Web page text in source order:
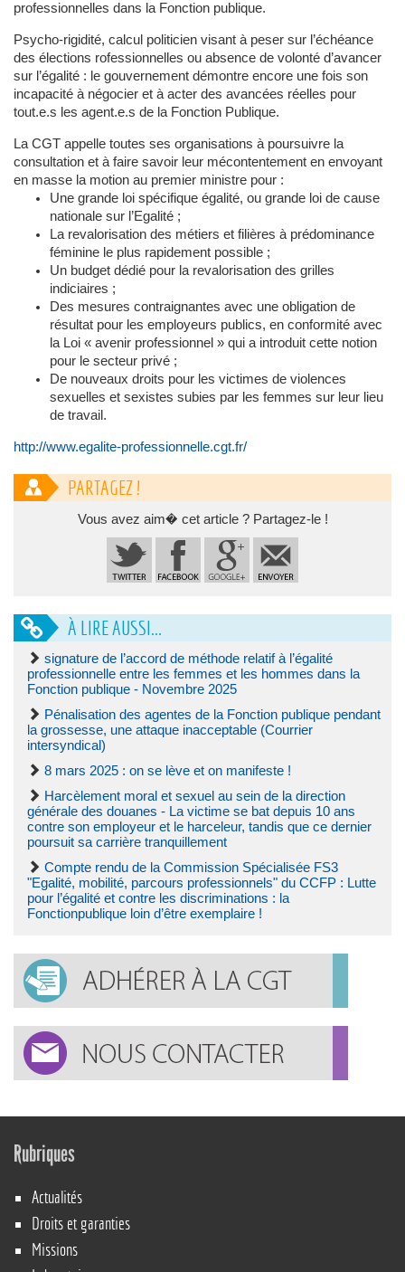
professionnelles dans la Fonction publique.
Psycho-rigidité, calcul politicien visant à peser sur l’échéance
des élections rofessionnelles ou absence de volonté d’avancer
sur l’égalité : le gouvernement démontre encore une fois son
incapacité à négocier et à acter des avancées réelles pour
tout.e.s les agent.e.s de la Fonction Publique.
La CGT appelle toutes ses organisations à poursuivre la
consultation et à faire savoir leur mécontentement en envoyant
en masse la motion au premier ministre pour :
Une grande loi spécifique égalité, ou grande loi de cause
nationale sur l’Egalité ;
La revalorisation des métiers et filières à prédominance
féminine le plus rapidement possible ;
Un budget dédié pour la revalorisation des grilles
indiciaires ;
Des mesures contraignantes avec une obligation de
résultat pour les employeurs publics, en conformité avec
la Loi « avenir professionnel » qui a introduit cette notion
pour le secteur privé ;
De nouveaux droits pour les victimes de violences
sexuelles et sexistes subies par les femmes sur leur lieu
de travail.
http://www.egalite-professionnelle.cgt.fr/
PARTAGEZ !
Vous avez aim� cet article ? Partagez-le !
À LIRE AUSSI...
signature de l’accord de méthode relatif à l’égalité
professionnelle entre les femmes et les hommes dans la
Fonction publique - Novembre 2025
Pénalisation des agentes de la Fonction publique pendant
la grossesse, une attaque inacceptable (Courrier
intersyndical)
8 mars 2025 : on se lève et on manifeste !
Harcèlement moral et sexuel au sein de la direction
générale des douanes - La victime se bat depuis 10 ans
contre son employeur et le harceleur, tandis que ce dernier
poursuit sa carrière tranquillement
Compte rendu de la Commission Spécialisée FS3
"Egalité, mobilité, parcours professionnels" du CCFP : Lutte
pour l’égalité et contre les discriminations : la
Fonctionpublique loin d’être exemplaire !
Rubriques
Actualités
Droits et garanties
Missions